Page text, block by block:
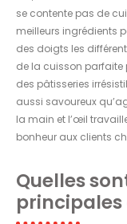
se contente pas de
meilleurs ingrédients
des doigts les
de la cuisson parfaite
des pâtisseries
aussi savoureux
la main et l’œil
bonheur aux clients
Quelles
principales